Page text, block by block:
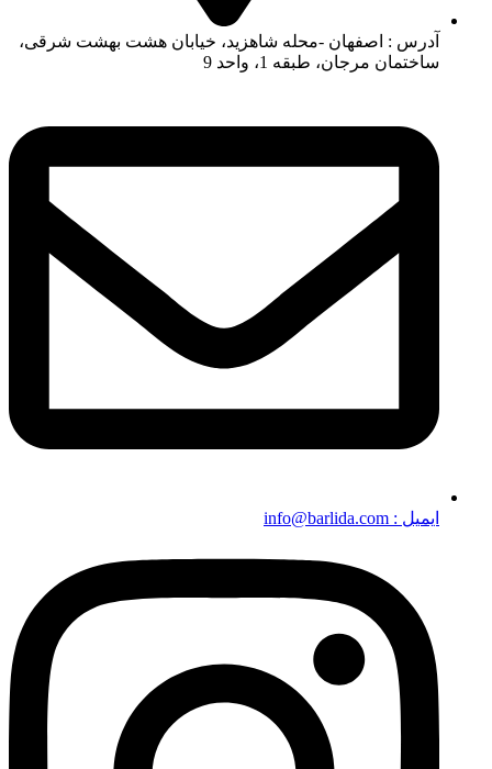
آدرس : اصفهان -محله شاهزید، خیابان هشت بهشت شرقی،
ساختمان مرجان، طبقه 1، واحد 9
ایمیل : info@barlida.com